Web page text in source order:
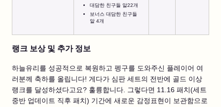
대담한 친구들 알22개
보너스 대담한 친구들
알 4개
랭크 보상 및 추가 정보
하늘유리를 성공적으로 복원하고 펭구를 도와주신 플레이어 여
러분께 축하를 올립니다! 게다가 심판 세트의 전반에 골드 이상
랭크를 달성하셨다고요? 훌륭합니다. 그렇다면 11.16 패치(세트
중반 업데이트 직후 패치) 기간에 새로운 감정표현이 보관함으로